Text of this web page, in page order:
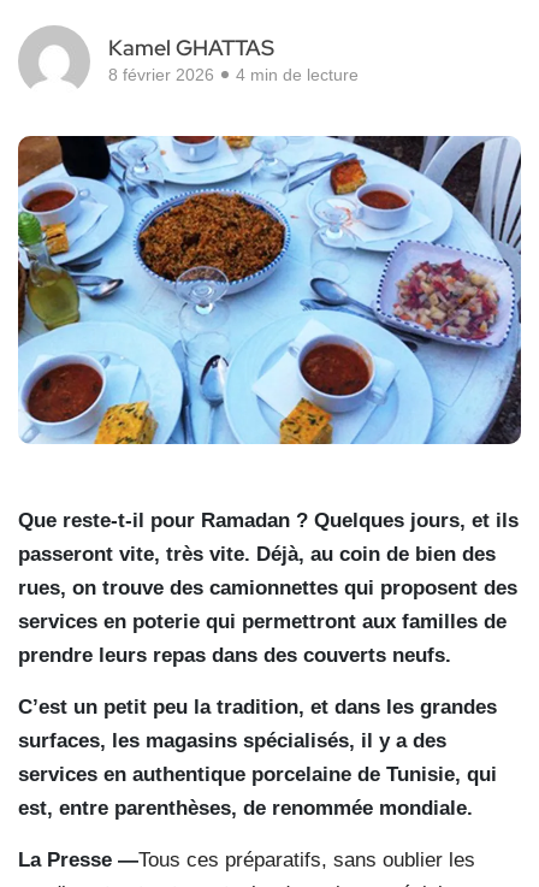
Kamel GHATTAS
8 février 2026 4 min de lecture
Que reste-t-il pour Ramadan ? Quelques jours, et ils
passeront vite, très vite. Déjà, au coin de bien des
rues, on trouve des camionnettes qui proposent des
services en poterie qui permettront aux familles de
prendre leurs repas dans des couverts neufs.
C’est un petit peu la tradition, et dans les grandes
surfaces, les magasins spécialisés, il y a des
services en authentique porcelaine de Tunisie, qui
est, entre parenthèses, de renommée mondiale.
La Presse —Tous ces préparatifs, sans oublier les